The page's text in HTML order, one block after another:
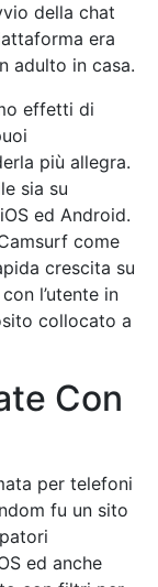
della chat
era
adulto in casa.
effetti di
più allegra.
sia su
ed Android.
come
crescita su
l’utente in
collocato a
Con
per telefoni
fu un sito
ed anche